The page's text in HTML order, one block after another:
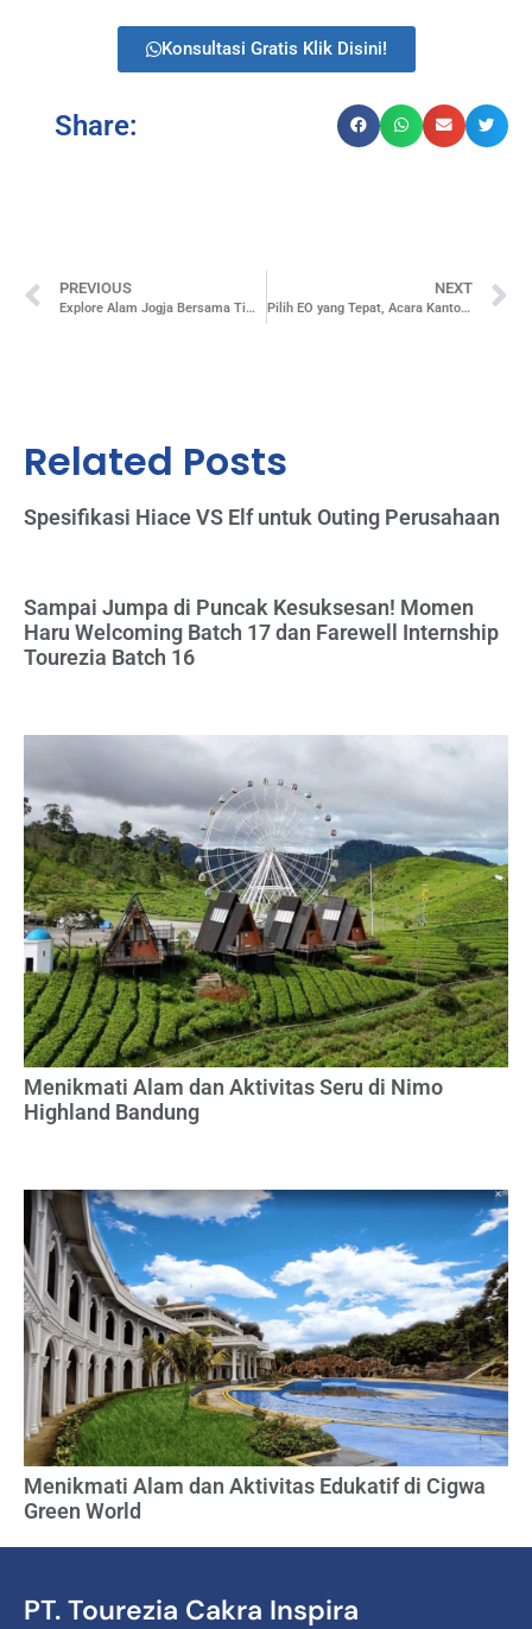
Konsultasi Gratis Klik Disini!
Share:
PREVIOUS
Explore Alam Jogja Bersama Tim Kantor: Seru, Sejuk, dan Solid!
NEXT
Pilih EO yang Tepat, Acara Kantor Jadi Sukses dan Berkesan!
Related Posts
Spesifikasi Hiace VS Elf untuk Outing Perusahaan
Sampai Jumpa di Puncak Kesuksesan! Momen
Haru Welcoming Batch 17 dan Farewell Internship
Tourezia Batch 16
Menikmati Alam dan Aktivitas Seru di Nimo
Highland Bandung
Menikmati Alam dan Aktivitas Edukatif di Cigwa
Green World
PT. Tourezia Cakra Inspira